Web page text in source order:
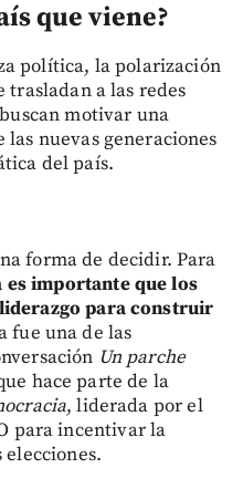
que viene?
política, la polarización
trasladan a las redes
motivar una
nuevas generaciones
del país.
forma de decidir. Para
importante que los
para construir
fue una de las
Un parche
hace parte de la
, liderada por el
para incentivar la